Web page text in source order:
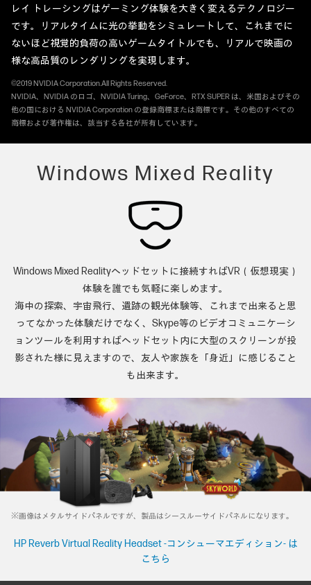
レイ トレーシングはゲーミング体験を大きく変えるテクノロジー
です。リアルタイムに光の挙動をシミュレートして、これまでに
ないほど視覚的負荷の高いゲームタイトルでも、リアルで映画の
様な高品質のレンダリングを実現します。
©2019 NVIDIA Corporation.All Rights Reserved.
NVIDIA、NVIDIA のロゴ、NVIDIA Turing、GeForce、RTX SUPER は、米国およびその
他の国における NVIDIA Corporation の登録商標または商標です。その他のすべての
商標および著作権は、該当する各社が所有しています。
Windows Mixed Reality
Windows Mixed Realityヘッドセットに接続すればVR（仮想現実）
体験を誰でも気軽に楽しめます。
海中の探索、宇宙飛行、遺跡の観光体験等、これまで出来ると思
ってなかった体験だけでなく、 Skype等のビデオコミュニケーシ
ョンツールを利用すればヘッドセット内に大型のスクリーンが投
影された様に見えますので、 友人や家族を「身近」に感じること
も出来ます。
※画像はメタルサイドパネルですが、製品はシースルーサイドパネルになります。
HP Reverb Virtual Reality Headset -コンシューマエディション- は
こちら